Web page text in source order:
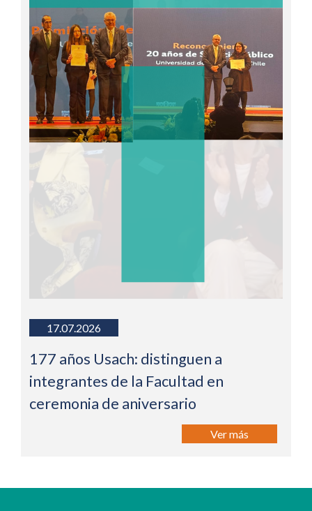
17.07.2026
177 años Usach: distinguen a
integrantes de la Facultad en
ceremonia de aniversario
Ver más